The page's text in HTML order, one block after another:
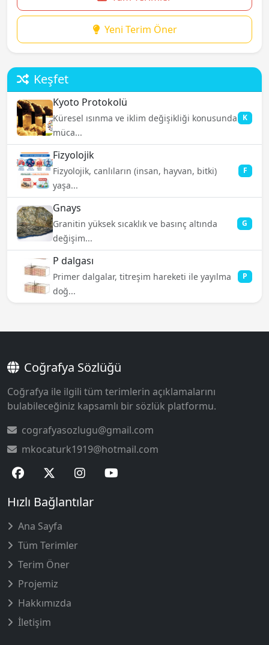
Yeni Terim Öner
Keşfet
Kyoto Protokolü
Küresel ısınma ve iklim değişikliği konusunda
müca...
K
Fizyolojik
Fizyolojik, canlıların (insan, hayvan, bitki)
yaşa...
F
Gnays
Granitin yüksek sıcaklık ve basınç altında
değişim...
G
P dalgası
Primer dalgalar, titreşim hareketi ile yayılma
doğ...
P
Coğrafya Sözlüğü
Coğrafya ile ilgili tüm terimlerin açıklamalarını
bulabileceğiniz kapsamlı bir sözlük platformu.
cografyasozlugu@gmail.com
mkocaturk1919@hotmail.com
Hızlı Bağlantılar
Ana Sayfa
Tüm Terimler
Terim Öner
Projemiz
Hakkımızda
İletişim